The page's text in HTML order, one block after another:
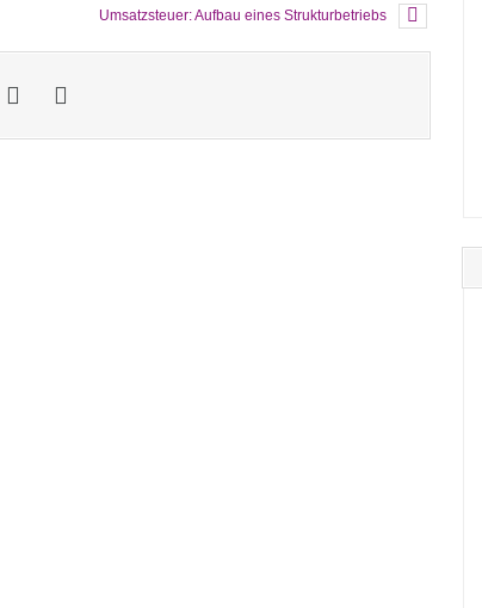
Umsatzsteuer: Aufbau eines Strukturbetriebs